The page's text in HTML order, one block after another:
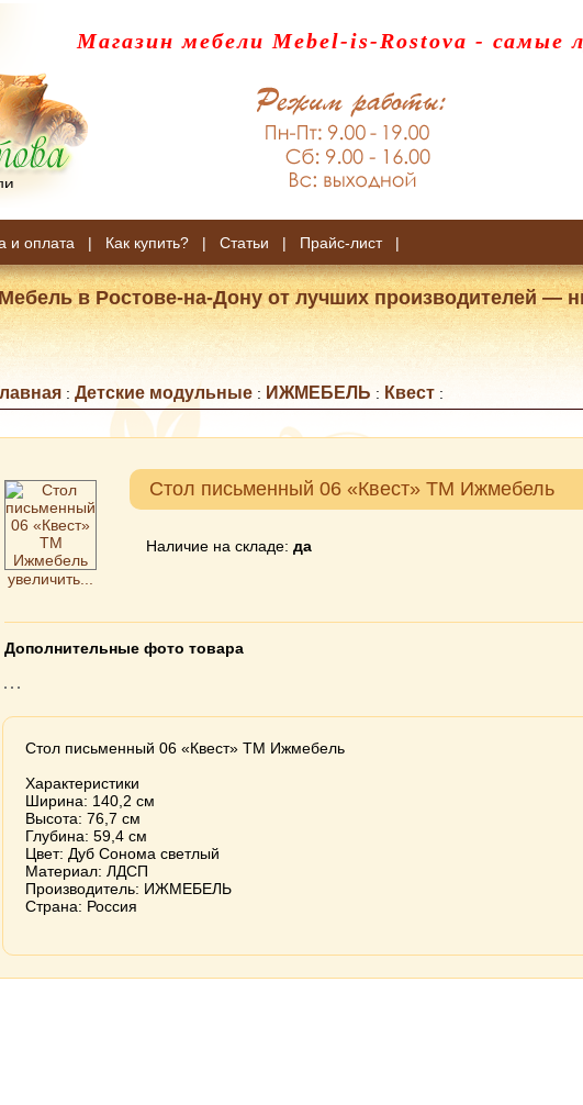
Магазин мебели Mebel-is-Rostova - самые
и оплата | Как купить? | Статьи | Прайс-лист |
в Ростове-на-Дону от лучших производителей —
: Детские модульные : ИЖМЕБЕЛЬ : Квест :
увеличить...
Стол письменный 06 «Квест» ТМ Ижмебель
Наличие на складе: да
Дополнительные фото товара
Стол письменный 06 «Квест» ТМ Ижмебель
Характеристики
Ширина: 140,2 см
Высота: 76,7 см
Глубина: 59,4 см
Цвет: Дуб Сонома светлый
Материал: ЛДСП
Производитель: ИЖМЕБЕЛЬ
Страна: Россия